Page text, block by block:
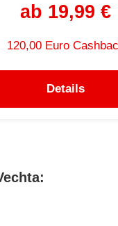
ab 19,99 €
120,00 Euro
Details